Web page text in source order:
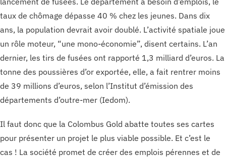
taux de chômage dépasse 40 % chez les jeunes. Dans dix
ans, la population devrait avoir doublé. L’activité spatiale joue
un rôle moteur, “une mono-économie”, disent certains. L’an
dernier, les tirs de fusées ont rapporté 1,3 milliard d’euros. La
tonne des poussières d’or exportée, elle, a fait rentrer moins
de 39 millions d’euros, selon l’Institut d’émission des
départements d’outre-mer (Iedom).
Il faut donc que la Colombus Gold abatte toutes ses cartes
pour présenter un projet le plus viable possible. Et c’est le
cas ! La société promet de créer des emplois pérennes et de